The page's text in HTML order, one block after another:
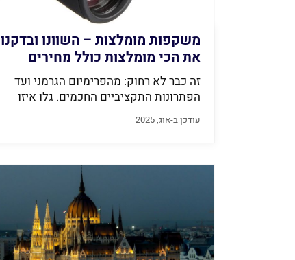
משקפות מומלצות – השוונו ובדקנו
את הכי מומלצות כולל מחירים
(2026)
זה כבר לא רחוק: מהפרימיום הגרמני ועד
הפתרונות התקציביים החכמים. גלו איזו
משקפת...
עודכן ב-אוג, 2025